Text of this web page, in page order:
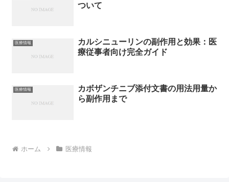
ついて
医療情報
カルシニューリンの副作用と効果：医
療従事者向け完全ガイド
医療情報
カボザンチニブ添付文書の用法用量か
ら副作用まで
ホーム 医療情報